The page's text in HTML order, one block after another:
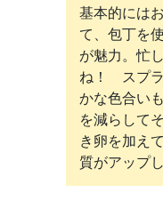
基本的には
て、包丁を
が魅力。忙
ね！ スプ
かな色合い
を減らして
き卵を加え
質がアップし